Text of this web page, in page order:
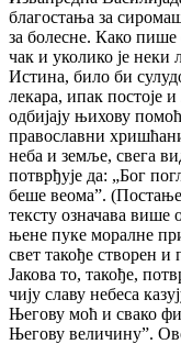
благостања за
за болесне. Како
чак и уколико је неки
Истина, било би
лекара, ипак постоје
одбијају њихову
православни
неба и земље, свега
потврђује да: „Бог
беше веома”.
тексту означава више
њене пуке моралне
свет такође створен
Јакова то, такође,
чију славу небеса
Његову моћ и свако
Његову величину”.